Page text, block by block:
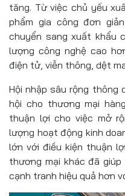
tăng. Từ việc chủ yếu
phẩm gia công đơn
chuyển sang xuất khẩu
lượng công nghệ cao
điện tử, viễn thông, dệt
Hội nhập sâu rộng thông
hội cho thương mại
thuận lợi cho việc mở
lượng hoạt động kinh
lớn với điều kiện thuận
thương mại khác đã
cạnh tranh hiệu quả hơn